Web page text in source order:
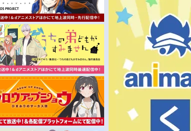
秋アニメ
冬アニメ